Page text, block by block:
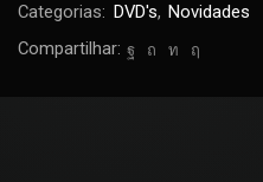
Categorias: DVD's, Novidades
Compartilhar: